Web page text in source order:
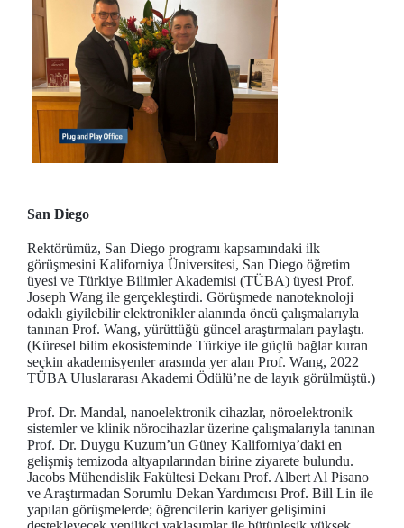
San Diego
Rektörümüz, San Diego programı kapsamındaki ilk
görüşmesini Kaliforniya Üniversitesi, San Diego öğretim
üyesi ve Türkiye Bilimler Akademisi (TÜBA) üyesi Prof.
Joseph Wang ile gerçekleştirdi. Görüşmede nanoteknoloji
odaklı giyilebilir elektronikler alanında öncü çalışmalarıyla
tanınan Prof. Wang, yürüttüğü güncel araştırmaları paylaştı.
(Küresel bilim ekosisteminde Türkiye ile güçlü bağlar kuran
seçkin akademisyenler arasında yer alan Prof. Wang, 2022
TÜBA Uluslararası Akademi Ödülü’ne de layık görülmüştü.)
Prof. Dr. Mandal, nanoelektronik cihazlar, nöroelektronik
sistemler ve klinik nörocihazlar üzerine çalışmalarıyla tanınan
Prof. Dr. Duygu Kuzum’un Güney Kaliforniya’daki en
gelişmiş temizoda altyapılarından birine ziyarete bulundu.
Jacobs Mühendislik Fakültesi Dekanı Prof. Albert Al Pisano
ve Araştırmadan Sorumlu Dekan Yardımcısı Prof. Bill Lin ile
yapılan görüşmelerde; öğrencilerin kariyer gelişimini